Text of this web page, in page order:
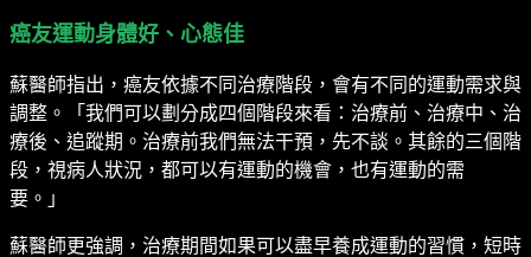
癌友運動身體好、心態佳
蘇醫師指出，癌友依據不同治療階段，會有不同的運動需求與
調整。「我們可以劃分成四個階段來看：治療前、治療中、治
療後、追蹤期。治療前我們無法干預，先不談。其餘的三個階
段，視病人狀況，都可以有運動的機會，也有運動的需
要。」
蘇醫師更強調，治療期間如果可以盡早養成運動的習慣，短時